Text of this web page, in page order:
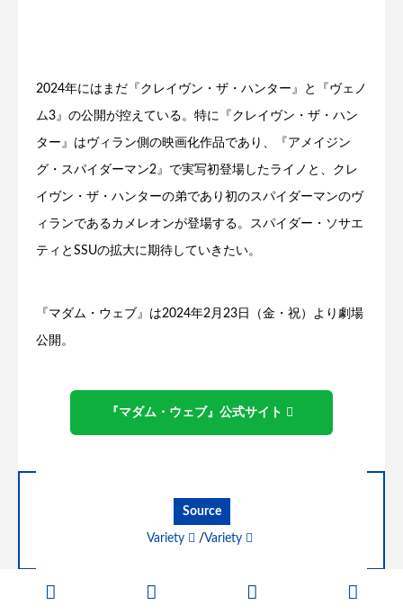
2024年にはまだ『クレイヴン・ザ・ハンター』と『ヴェノ
ム3』の公開が控えている。特に『クレイヴン・ザ・ハン
ター』はヴィラン側の映画化作品であり、『アメイジン
グ・スパイダーマン2』で実写初登場したライノと、クレ
イヴン・ザ・ハンターの弟であり初のスパイダーマンのヴ
ィランであるカメレオンが登場する。スパイダー・ソサエ
ティとSSUの拡大に期待していきたい。
『マダム・ウェブ』は2024年2月23日（金・祝）より劇場
公開。
『マダム・ウェブ』公式サイト
Source
Variety /Variety